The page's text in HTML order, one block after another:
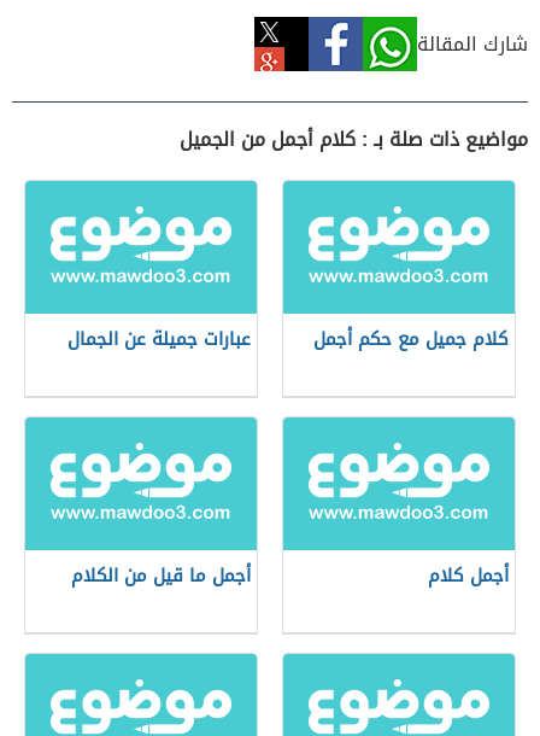
شارك المقالة
مواضيع ذات صلة بـ : كلام أجمل من الجميل
كلام جميل مع حكم أجمل عبارات جميلة عن الجمال
أجمل كلام أجمل ما قيل من الكلام